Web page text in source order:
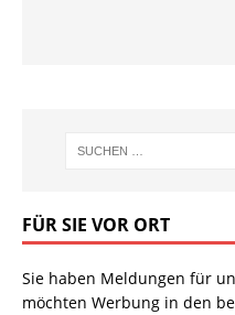
FÜR SIE VOR ORT
Sie haben Meldungen für
möchten Werbung in den